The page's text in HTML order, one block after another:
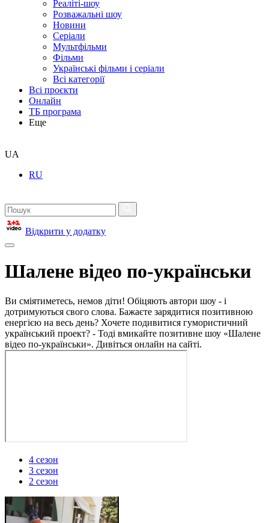
Реаліті-шоу
Розважальні шоу
Новини
Серіали
Мультфільми
Фільми
Українські фільми і серіали
Всі категорії
Всі проєкти
Онлайн
ТБ програма
Еще
UA
RU
Відкрити у додатку
Шалене відео по-українськи
Ви сміятиметесь, немов діти! Обіцяють автори шоу - і
дотримуються свого слова. Бажаєте зарядитися позитивною
енергією на весь день? Хочете подивитися гумористичний
український проект? - Тоді вмикайте позитивне шоу «Шалене
відео по-українськи». Дивіться онлайн на сайті.
4 сезон
3 сезон
2 сезон